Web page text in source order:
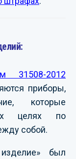
31508-2012
приборы,
которые
целях по
собой.
был